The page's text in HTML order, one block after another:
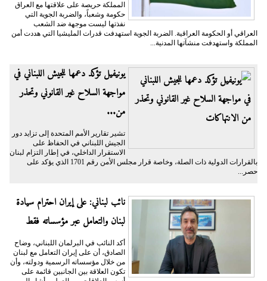
المملكة حريصة على علاقتها مع العراق
حكومة وشعباً، والضربة الجوية التي
نفذتها ليست موجهة ضد الشعب
العراقي أو الحكومة العراقية. الضربة الجوية استهدفت قدرات المليشيا التي هددت أمن
المملكة واستهدفت منشآتها المدنية...
يونيفيل تؤكد دعمها للجيش اللبناني في
مواجهة السلاح غير القانوني وتحذر
من...
تشير تقارير الأمم المتحدة إلى تزايد دور
الجيش اللبناني في الحفاظ على
الاستقرار الداخلي، في إطار التزام لبنان
بالقرارات الدولية ذات الصلة، وخاصة قرار مجلس الأمن رقم 1701 الذي يؤكد على
حصر...
نائب لبناني: على إيران احترام سيادة
لبنان والتعامل عبر مؤسساته فقط
أكد النائب في البرلمان اللبناني، وضاح
الصادق، أن على إيران التعامل مع لبنان
من خلال مؤسساته الرسمية ودولته، وأن
تكون العلاقة بين الجانبين قائمة على